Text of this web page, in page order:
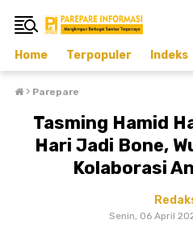
Home Terpopuler Indeks
› Parepare
Tasming Hamid
Hari Jadi Bone,
Kolaborasi
Senin, 06 April